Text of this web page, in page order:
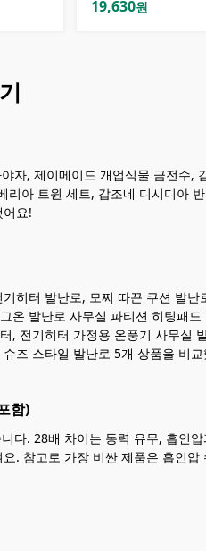
19,630원
자, 제이메이드 개업식물 금전수,
리아 트윈 세트, 갑조네 디시디아
요!
히터 발난로, 모찌 따끈 쿠션 발난
온 발난로 사무실 파티션 히팅패드
, 전기히터 가정용 온풍기 사무실
즈 스타일 발난로 5개 상품을 비
함)
다. 28배 차이는 동력 유무, 흡인
. 참고로 가장 비싼 제품은 흡인압